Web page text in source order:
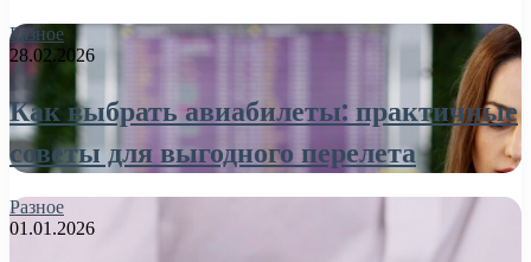
Разное
28.02.2026
Как выбрать авиабилеты: практичные
советы для выгодного перелета
Разное
01.01.2026